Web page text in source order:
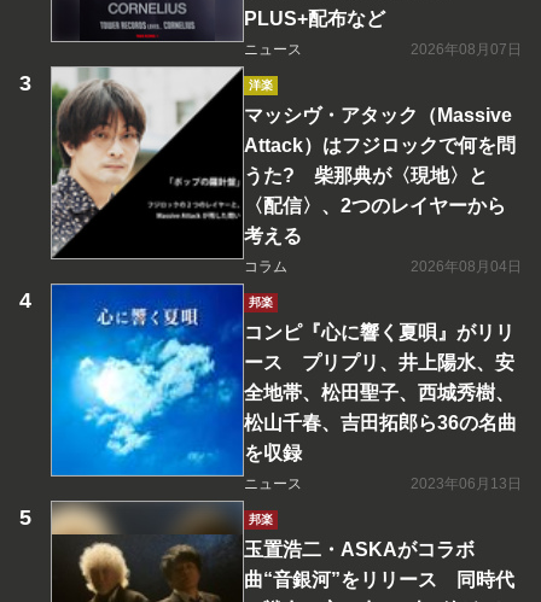
PLUS+配布など
ニュース 2026年08月07日
洋楽
マッシヴ・アタック（Massive
Attack）はフジロックで何を問
うた? 柴那典が〈現地〉と
〈配信〉、2つのレイヤーから
考える
コラム 2026年08月04日
邦楽
コンピ『心に響く夏唄』がリリ
ース プリプリ、井上陽水、安
全地帯、松田聖子、西城秀樹、
松山千春、吉田拓郎ら36の名曲
を収録
ニュース 2023年06月13日
邦楽
玉置浩二・ASKAがコラボ
曲“音銀河”をリリース 同時代